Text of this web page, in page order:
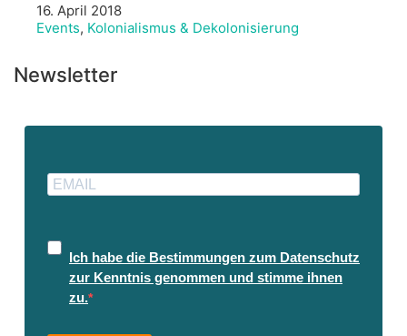
16. April 2018
Events, Kolonialismus & Dekolonisierung
Newsletter
Ich habe die Bestimmungen zum Datenschutz
zur Kenntnis genommen und stimme ihnen
zu.